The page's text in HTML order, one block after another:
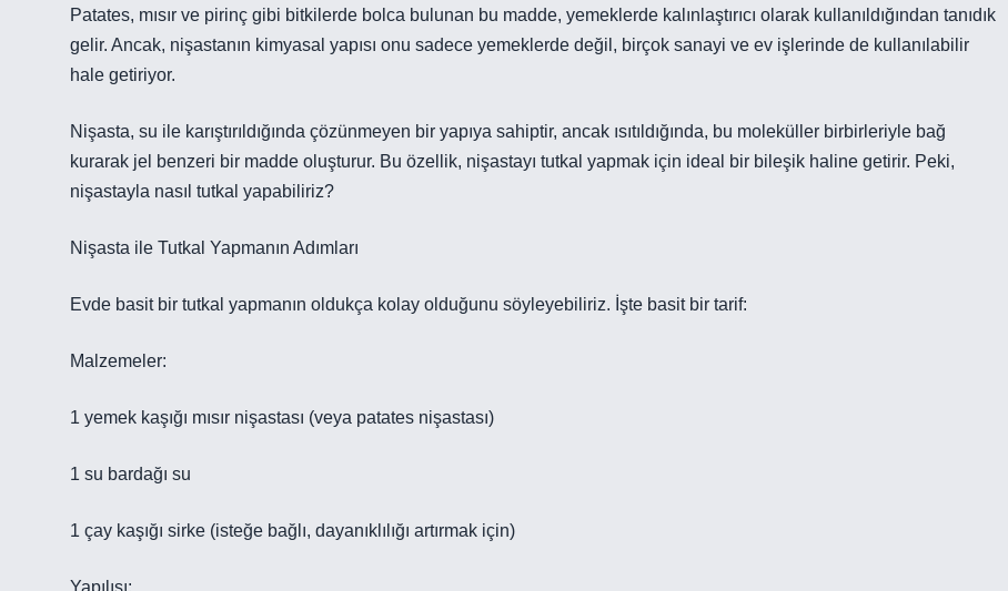
Patates, mısır ve pirinç gibi bitkilerde bolca bulunan bu madde, yemeklerde kalınlaştırıcı olarak kullanıldığından tanıdık
gelir. Ancak, nişastanın kimyasal yapısı onu sadece yemeklerde değil, birçok sanayi ve ev işlerinde de kullanılabilir
hale getiriyor.
Nişasta, su ile karıştırıldığında çözünmeyen bir yapıya sahiptir, ancak ısıtıldığında, bu moleküller birbirleriyle bağ
kurarak jel benzeri bir madde oluşturur. Bu özellik, nişastayı tutkal yapmak için ideal bir bileşik haline getirir. Peki,
nişastayla nasıl tutkal yapabiliriz?
Nişasta ile Tutkal Yapmanın Adımları
Evde basit bir tutkal yapmanın oldukça kolay olduğunu söyleyebiliriz. İşte basit bir tarif:
Malzemeler:
1 yemek kaşığı mısır nişastası (veya patates nişastası)
1 su bardağı su
1 çay kaşığı sirke (isteğe bağlı, dayanıklılığı artırmak için)
Yapılışı: